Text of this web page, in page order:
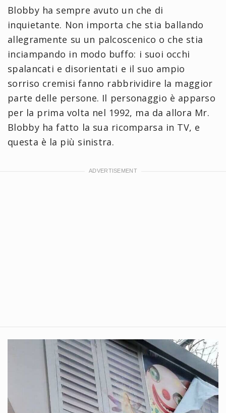
Blobby ha sempre avuto un che di
inquietante. Non importa che stia ballando
allegramente su un palcoscenico o che stia
inciampando in modo buffo: i suoi occhi
spalancati e disorientati e il suo ampio
sorriso cremisi fanno rabbrividire la maggior
parte delle persone. Il personaggio è apparso
per la prima volta nel 1992, ma da allora Mr.
Blobby ha fatto la sua ricomparsa in TV, e
questa è la più sinistra.